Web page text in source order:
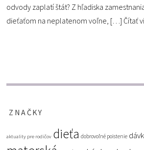
odvody zaplatí štát? Z hľadiska
dieťaťom na neplatenom voľne, […]Čítať
ZNAČKY
aktuality pre rodičov dieťa dobrovoľné poistenie